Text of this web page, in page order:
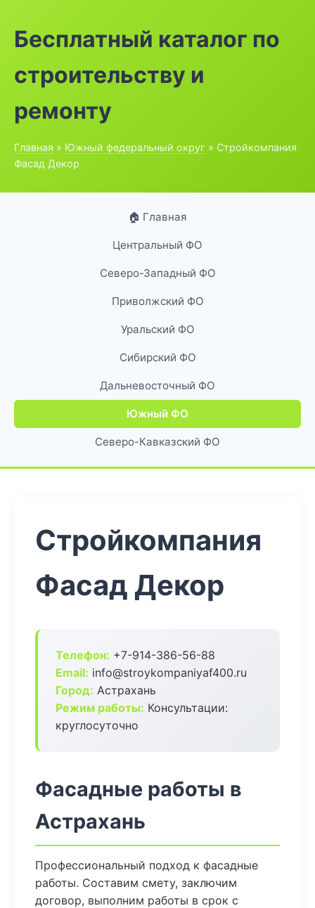
Бесплатный каталог по
строительству и
ремонту
Главная » Южный федеральный округ » Стройкомпания
Фасад Декор
🏠 Главная
Центральный ФО
Северо-Западный ФО
Приволжский ФО
Уральский ФО
Сибирский ФО
Дальневосточный ФО
Южный ФО
Северо-Кавказский ФО
Стройкомпания
Фасад Декор
Телефон: +7-914-386-56-88
Email: info@stroykompaniyaf400.ru
Город: Астрахань
Режим работы: Консультации:
круглосуточно
Фасадные работы в
Астрахань
Профессиональный подход к фасадные
работы. Составим смету, заключим
договор, выполним работы в срок с